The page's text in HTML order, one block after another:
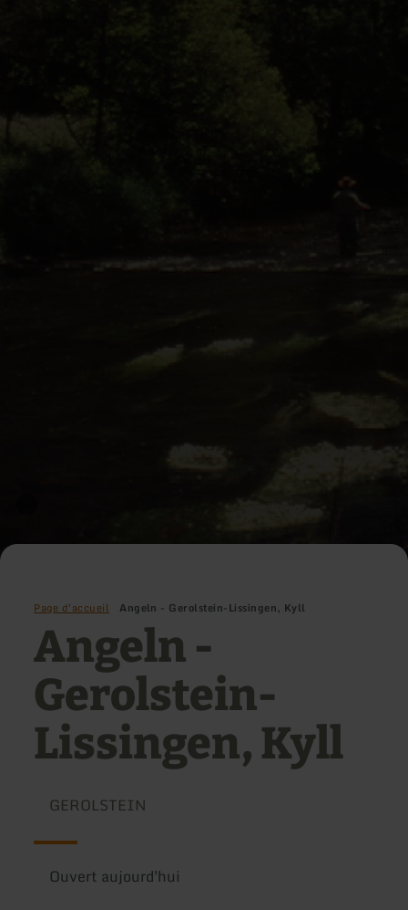
Page d'accueil Angeln - Gerolstein-Lissingen, Kyll
Angeln -
Gerolstein-
Lissingen, Kyll
GEROLSTEIN
Ouvert aujourd'hui